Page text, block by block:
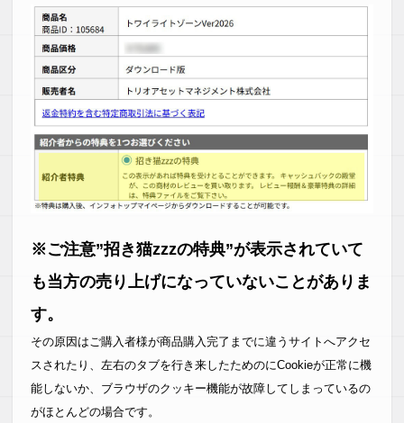
※ご注意”招き猫zzzの特典”が表示されていて
も当方の売り上げになっていないことがありま
す。
その原因はご購入者様が商品購入完了までに違うサイトへアクセ
スされたり、左右のタブを行き来したためのにCookieが正常に機
能しないか、ブラウザのクッキー機能が故障してしまっているの
がほとんどの場合です。